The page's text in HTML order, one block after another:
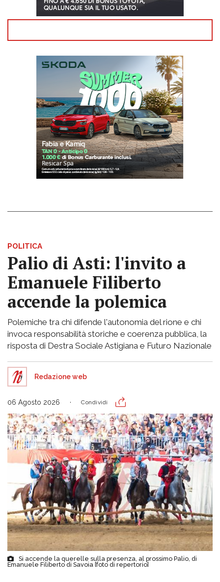
POLITICA
Palio di Asti: l'invito a
Emanuele Filiberto
accende la polemica
Polemiche tra chi difende l'autonomia del rione e chi
invoca responsabilità storiche e coerenza pubblica, la
risposta di Destra Sociale Astigiana e Futuro Nazionale
Redazione web
06 Agosto 2026 Condividi
Si accende la querelle sulla presenza, al prossimo Palio, di
Emanuele Filiberto di Savoia [foto di repertorio]